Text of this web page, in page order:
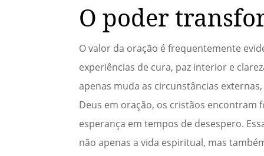
O poder
O valor da oração é frequentemente
experiências de cura, paz interior e
apenas muda as circunstâncias
Deus em oração, os cristãos encontram
esperança em tempos de desespero.
não apenas a vida espiritual, mas